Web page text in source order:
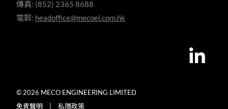
傳真: (852) 2365 8688
電郵: headoffice@mecoel.com.hk
© 2026 MECO ENGINEERING LIMITED
免責聲明 私隱政策